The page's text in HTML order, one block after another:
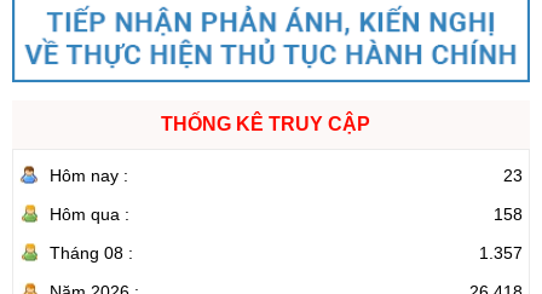
THỐNG KÊ TRUY CẬP
Hôm nay :
23
Hôm qua :
158
Tháng 08 :
1.357